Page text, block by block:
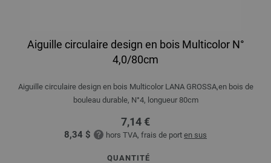
Aiguille circulaire design en bois Multicolor N°
4,0/80cm
Aiguille circulaire design en bois Multicolor LANA GROSSA,en bois de
bouleau durable, N°4, longueur 80cm
7,14 €
8,34 $ hors TVA, frais de port en sus
QUANTITÉ